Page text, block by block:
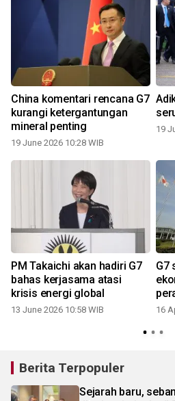
China komentari rencana G7
kurangi ketergantungan
mineral penting
19 June 2026 10:28 WIB
19
PM Takaichi akan hadiri G7
bahas kerjasama atasi
krisis energi global
13 June 2026 10:58 WIB
G7
16
Berita Terpopuler
Sejarah baru,